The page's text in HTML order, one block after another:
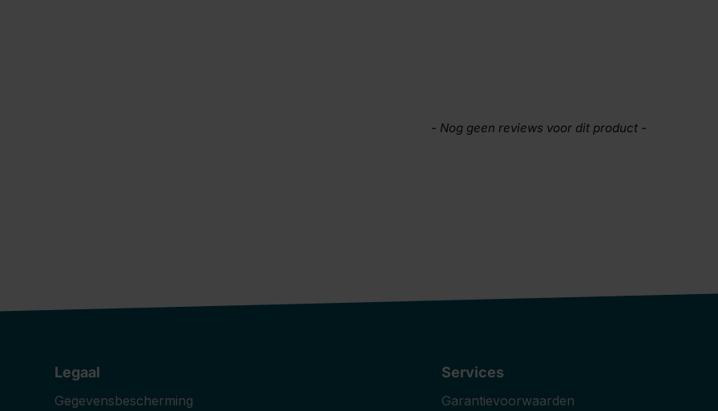
- Nog geen reviews voor dit product -
Legaal
Gegevensbescherming
Services
Garantievoorwaarden